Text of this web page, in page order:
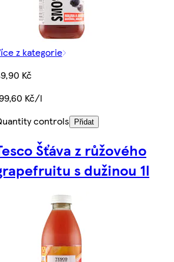
z kategorie
Kč
Kč/l
controls
Přidat
Šťáva z růžového
s dužinou 1l